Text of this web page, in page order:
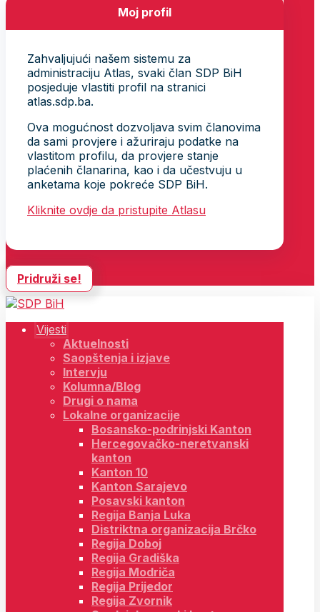
Moj profil
Zahvaljujući našem sistemu za
administraciju Atlas, svaki član SDP BiH
posjeduje vlastiti profil na stranici
atlas.sdp.ba.
Ova mogućnost dozvoljava svim članovima
da sami provjere i ažuriraju podatke na
vlastitom profilu, da provjere stanje
plaćenih članarina, kao i da učestvuju u
anketama koje pokreće SDP BiH.
Kliknite ovdje da pristupite Atlasu
Pridruži se!
Vijesti
Aktuelnosti
Saopštenja i izjave
Intervju
Kolumna/Blog
Drugi o nama
Lokalne organizacije
Bosansko-podrinjski Kanton
Hercegovačko-neretvanski
kanton
Kanton 10
Kanton Sarajevo
Posavski kanton
Regija Banja Luka
Distriktna organizacija Brčko
Regija Doboj
Regija Gradiška
Regija Modriča
Regija Prijedor
Regija Zvornik